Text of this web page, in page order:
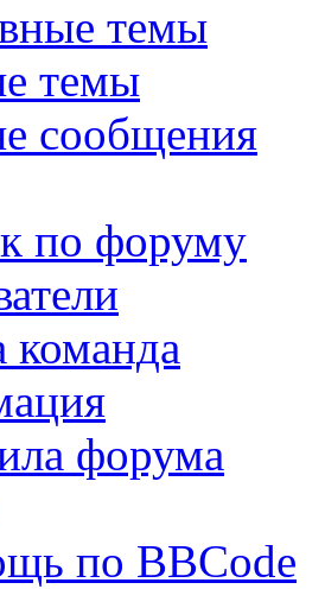
темы
темы
сообщения
по форуму
форума
по BBCode